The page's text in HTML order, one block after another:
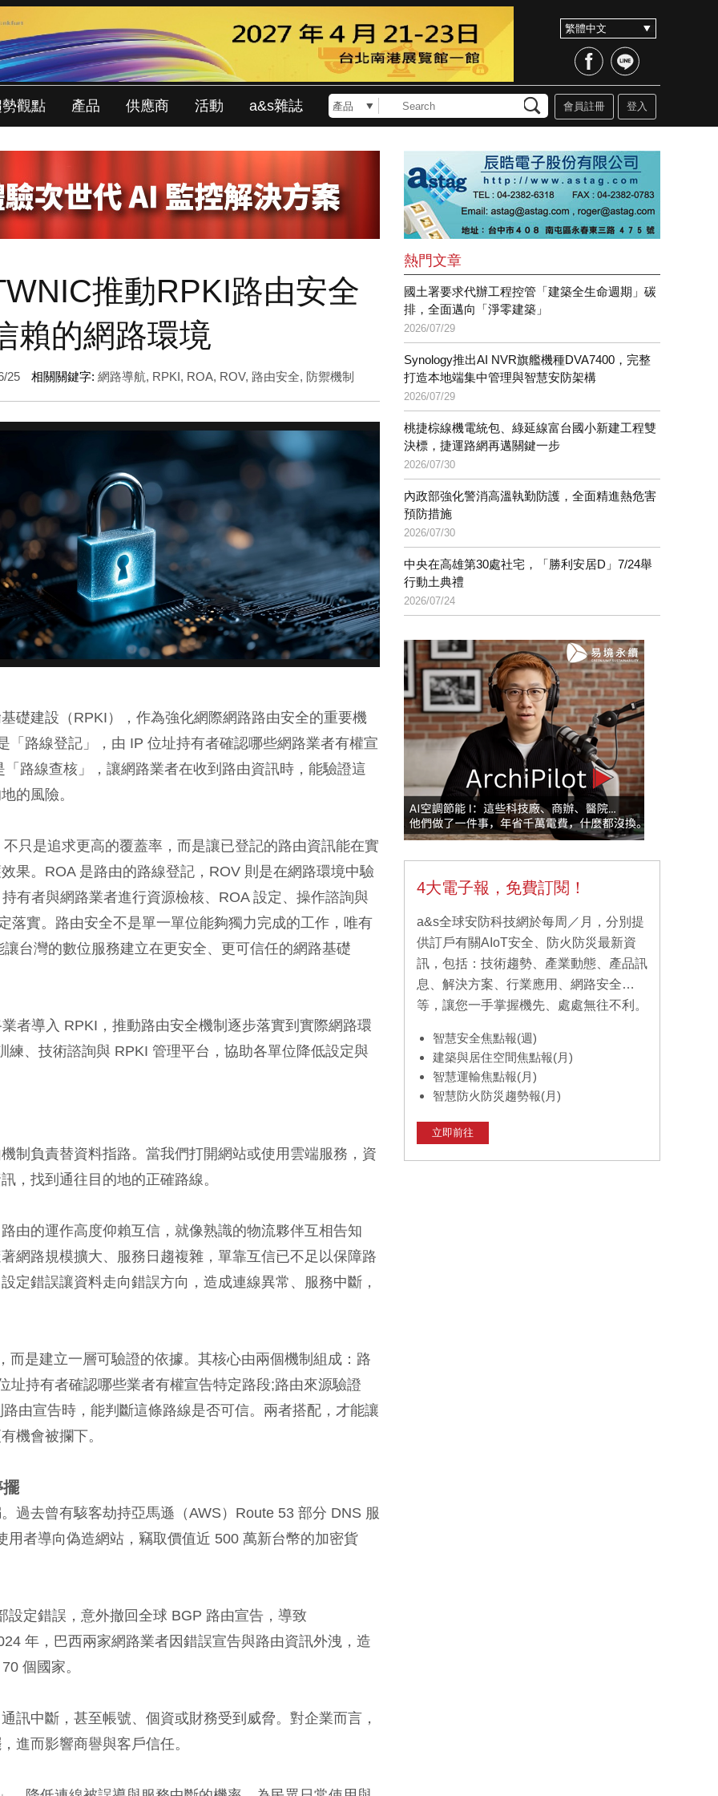
觀點 產品 供應商 活動 a&s雜誌 登入
會員註冊
推動RPKI路由安全
賴的網路環境
25 相關關鍵字: 網路導航, RPKI, ROA, ROV, 路由安全, 防禦機制
礎建設（RPKI），作為強化網際網路路由安全的重要機
路線登記」，由 IP 位址持有者確認哪些網路業者有權宣
路線查核」，讓網路業者在收到路由資訊時，能驗證這
的風險。
只是追求更高的覆蓋率，而是讓已登記的路由資訊能在實
果。ROA 是路由的路線登記，ROV 則是在網路環境中驗
有者與網路業者進行資源檢核、ROA 設定、操作諮詢與
落實。路由安全不是單一單位能夠獨力完成的工作，唯有
台灣的數位服務建立在更安全、更可信任的網路基礎
者導入 RPKI，推動路由安全機制逐步落實到實際網路環
、技術諮詢與 RPKI 管理平台，協助各單位降低設定與
制負責替資料指路。當我們打開網站或使用雲端服務，資
，找到通往目的地的正確路線。
由的運作高度仰賴互信，就像熟識的物流夥伴互相告知
網路規模擴大、服務日趨複雜，單靠互信已不足以保障路
定錯誤讓資料走向錯誤方向，造成連線異常、服務中斷，
是建立一層可驗證的依據。其核心由兩個機制組成：路
址持有者確認哪些業者有權宣告特定路段;路由來源驗證
由宣告時，能判斷這條路線是否可信。兩者搭配，才能讓
機會被攔下。
擺
過去曾有駭客劫持亞馬遜（AWS）Route 53 部分 DNS 服
者導向偽造網站，竊取價值近 500 萬新台幣的加密貨
定錯誤，意外撤回全球 BGP 路由宣告，導致
年，巴西兩家網路業者因錯誤宣告與路由資訊外洩，造
個國家。
訊中斷，甚至帳號、個資或財務受到威脅。對企業而言，
進而影響商譽與客戶信任。
熱門文章
國土署要求代辦工程控管「建築全生命週期」碳
排，全面邁向「淨零建築」
2026/07/29
Synology推出AI NVR旗艦機種DVA7400，完整
打造本地端集中管理與智慧安防架構
2026/07/29
桃捷棕線機電統包、綠延線富台國小新建工程雙
決標，捷運路網再邁關鍵一步
2026/07/30
內政部強化警消高溫執勤防護，全面精進熱危害
預防措施
2026/07/30
中央在高雄第30處社宅，「勝利安居D」7/24舉
行動土典禮
2026/07/24
4大電子報，免費訂閱！
a&s全球安防科技網於每周／月，分別提
供訂戶有關AIoT安全、防火防災最新資
訊，包括：技術趨勢、產業動態、產品訊
息、解決方案、行業應用、網路安全…
等，讓您一手掌握機先、處處無往不利。
智慧安全焦點報(週)
建築與居住空間焦點報(月)
智慧運輸焦點報(月)
智慧防火防災趨勢報(月)
立即前往